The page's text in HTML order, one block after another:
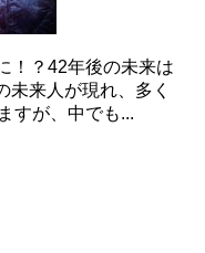
！？42年後の未来は
未来人が現れ、多く
すが、中でも...